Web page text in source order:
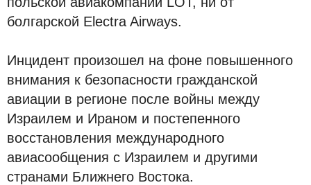
болгарской Electra Airways.
Инцидент произошел на фоне повышенного
внимания к безопасности гражданской
авиации в регионе после войны между
Израилем и Ираном и постепенного
восстановления международного
авиасообщения с Израилем и другими
странами Ближнего Востока.